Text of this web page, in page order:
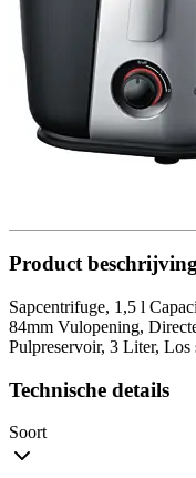
Product beschrijving
Sapcentrifuge, 1,5 l
84mm Vulopening,
Pulpreservoir, 3 Liter, Los
Technische details
Soort